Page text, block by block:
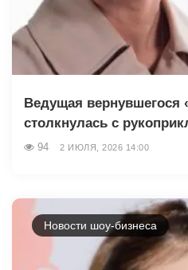
Ведущая вернувшегося
столкнулась с
94 2 ИЮЛЯ, 2026 14:00
Новости шоу-бизнеса